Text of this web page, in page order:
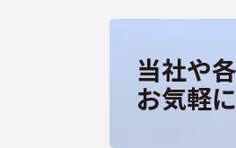
当社や
お気軽